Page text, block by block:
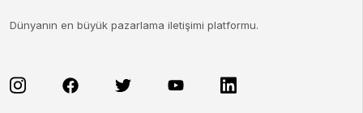
Dünyanın en büyük pazarlama iletişimi platformu.